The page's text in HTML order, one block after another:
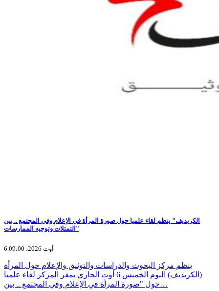
الكريديف" ينظم لقاء علميا حول صورة المرأة في الإعلام وفي المجتمع .. بين
التمثلات وتوجيه الممارسات"
6 أوت 2026، 09:00
ينظم مركز البحوث والدراسات والتوثيق والإعلام حول المرأة
(الكريديف) اليوم الخميس 6 أوت الجاري بمقر المركز لقاء علميا
حول "صورة المرأة في الإعلام وفي المجتمع .. بين…